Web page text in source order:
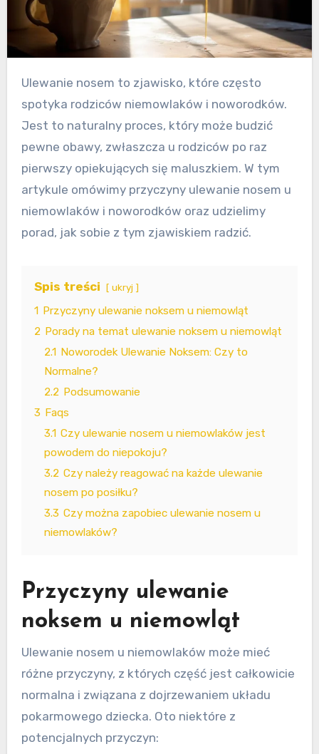
Ulewanie nosem to zjawisko, które często
spotyka rodziców niemowlaków i noworodków.
Jest to naturalny proces, który może budzić
pewne obawy, zwłaszcza u rodziców po raz
pierwszy opiekujących się maluszkiem. W tym
artykule omówimy przyczyny ulewanie nosem u
niemowlaków i noworodków oraz udzielimy
porad, jak sobie z tym zjawiskiem radzić.
Spis treści ukryj
1
Przyczyny ulewanie noksem u niemowląt
2 Porady na temat ulewanie noksem u niemowląt
2.1
Noworodek Ulewanie Noksem: Czy to
Normalne?
2.2 Podsumowanie
3 Faqs
3.1 Czy ulewanie nosem u niemowlaków jest
powodem do niepokoju?
3.2 Czy należy reagować na każde ulewanie
nosem po posiłku?
3.3 Czy można zapobiec ulewanie nosem u
niemowlaków?
Przyczyny ulewanie
noksem u niemowląt
Ulewanie nosem u niemowlaków może mieć
różne przyczyny, z których część jest całkowicie
normalna i związana z dojrzewaniem układu
pokarmowego dziecka. Oto niektóre z
potencjalnych przyczyn: